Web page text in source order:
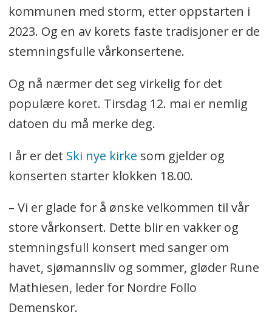
kommunen med storm, etter oppstarten i
2023. Og en av korets faste tradisjoner er de
stemningsfulle vårkonsertene.
Og nå nærmer det seg virkelig for det
populære koret. Tirsdag 12. mai er nemlig
datoen du må merke deg.
I år er det Ski nye kirke som gjelder og
konserten starter klokken 18.00.
– Vi er glade for å ønske velkommen til vår
store vårkonsert. Dette blir en vakker og
stemningsfull konsert med sanger om
havet, sjømannsliv og sommer, gløder Rune
Mathiesen, leder for Nordre Follo
Demenskor.